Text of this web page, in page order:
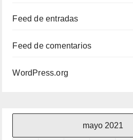
Feed de entradas
Feed de comentarios
WordPress.org
mayo 2021